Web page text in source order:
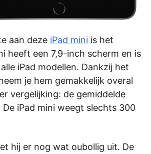
aan deze iPad mini is het
heeft een 7,9-inch scherm en is
iPad modellen. Dankzij het
je hem gemakkelijk overal
vergelijking: de gemiddelde
De iPad mini weegt slechts 300
hij er nog wat oubollig uit. De